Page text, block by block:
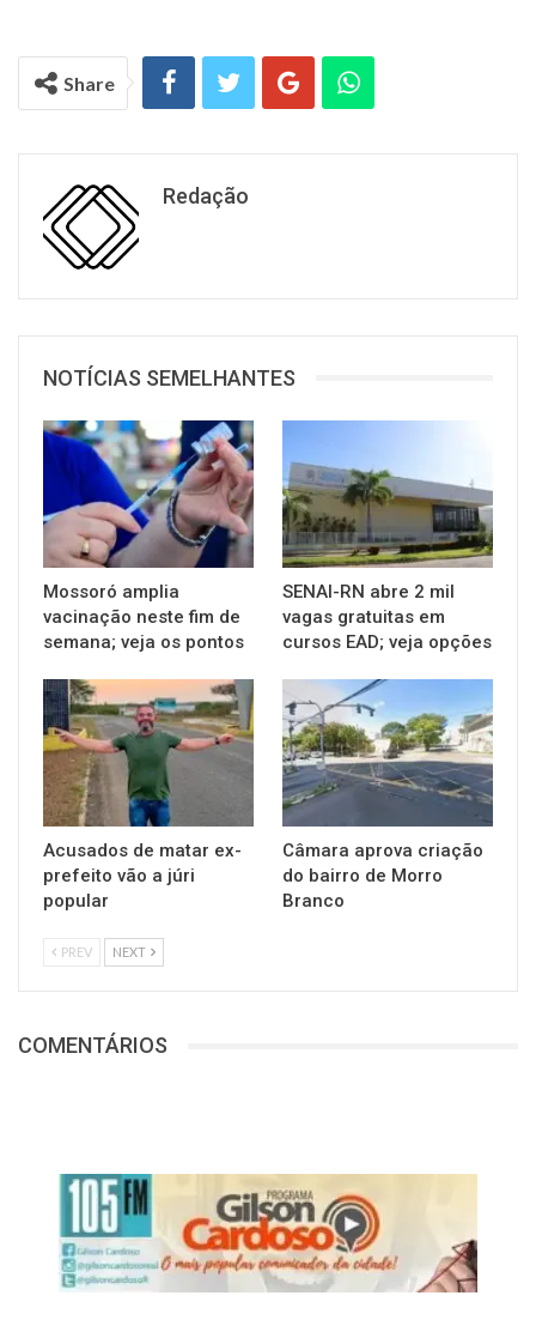
Share
Redação
NOTÍCIAS SEMELHANTES
Mossoró amplia
vacinação neste fim de
semana; veja os pontos
SENAI-RN abre 2 mil
vagas gratuitas em
cursos EAD; veja opções
Acusados de matar ex-
prefeito vão a júri
popular
Câmara aprova criação
do bairro de Morro
Branco
PREV NEXT
COMENTÁRIOS